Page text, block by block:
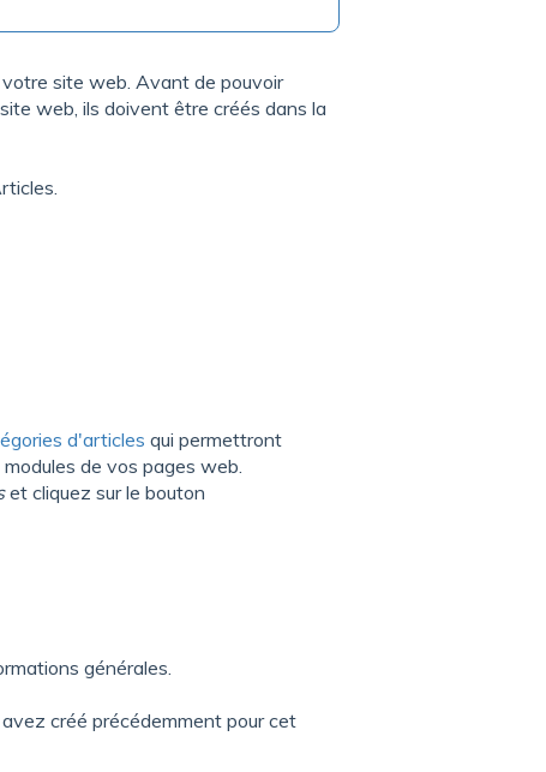
site web. Avant de pouvoir
web, ils doivent être créés dans la
d'articles qui permettront
de vos pages web.
et cliquez sur le bouton
générales.
créé précédemment pour cet